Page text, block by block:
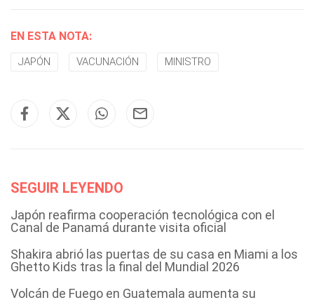
EN ESTA NOTA:
JAPÓN VACUNACIÓN MINISTRO
SEGUIR LEYENDO
Japón reafirma cooperación tecnológica con el
Canal de Panamá durante visita oficial
Shakira abrió las puertas de su casa en Miami a los
Ghetto Kids tras la final del Mundial 2026
Volcán de Fuego en Guatemala aumenta su